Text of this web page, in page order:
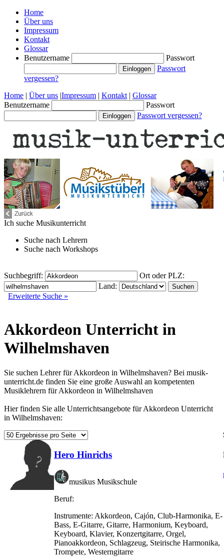
Home
Über uns
Impressum
Kontakt
Glossar
Benutzername
Passwort
Passwort
vergessen?
Home | Über uns |Impressum | Kontakt | Glossar
Benutzername
Passwort
Passwort vergessen?
Ich suche Musikunterricht
Suche nach Lehrern
Suche nach Workshops
Suchbegriff:
Ort oder PLZ:
Land:
Erweiterte Suche »
Akkordeon Unterricht in
Wilhelmshaven
Sie suchen Lehrer für Akkordeon in Wilhelmshaven? Bei musik-
unterricht.de finden Sie eine große Auswahl an kompetenten
Musiklehrern für Akkordeon in Wilhelmshaven
Hier finden Sie alle Unterrichtsangebote für Akkordeon Unterricht
in Wilhelmshaven:
Hero Hinrichs
musikus Musikschule
Beruf:
Instrumente: Akkordeon, Cajón, Club-Harmonika, E-
Bass, E-Gitarre, Gitarre, Harmonium, Keyboard,
Keyboard, Klavier, Konzertgitarre, Orgel,
Pianoakkordeon, Schlagzeug, Steirische Harmonika,
Trompete, Westerngitarre